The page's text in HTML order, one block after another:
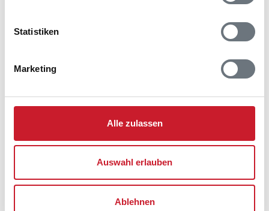
Statistiken
Marketing
Alle zulassen
Auswahl erlauben
Ablehnen
Belegungskalender
Reisedauer auswählen
Anzahl Reisende auswählen
Anreisetag im Belegungskalender anklicken